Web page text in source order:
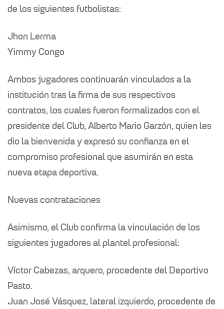
de los siguientes futbolistas:
Jhon Lerma
Yimmy Congo
Ambos jugadores continuarán vinculados a la
institución tras la firma de sus respectivos
contratos, los cuales fueron formalizados con el
presidente del Club, Alberto Mario Garzón, quien les
dio la bienvenida y expresó su confianza en el
compromiso profesional que asumirán en esta
nueva etapa deportiva.
Nuevas contrataciones
Asimismo, el Club confirma la vinculación de los
siguientes jugadores al plantel profesional:
Víctor Cabezas, arquero, procedente del Deportivo
Pasto.
Juan José Vásquez, lateral izquierdo, procedente de